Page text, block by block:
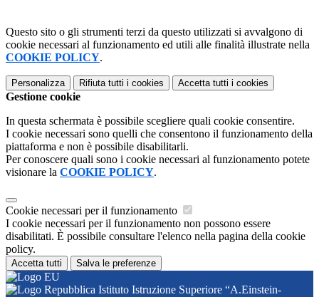
Questo sito o gli strumenti terzi da questo utilizzati si avvalgono di
cookie necessari al funzionamento ed utili alle finalità illustrate nella
COOKIE POLICY.
Personalizza Rifiuta tutti i cookies Accetta tutti i cookies
Gestione cookie
In questa schermata è possibile scegliere quali cookie consentire.
I cookie necessari sono quelli che consentono il funzionamento della
piattaforma e non è possibile disabilitarli.
Per conoscere quali sono i cookie necessari al funzionamento potete
visionare la COOKIE POLICY.
Cookie necessari per il funzionamento
I cookie necessari per il funzionamento non possono essere
disabilitati. È possibile consultare l'elenco nella pagina della cookie
policy.
Accetta tutti Salva le preferenze
Istituto Istruzione Superiore “A.Einstein-